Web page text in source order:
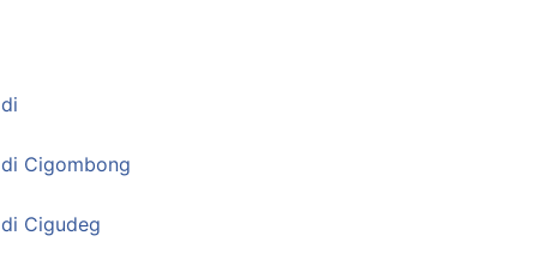
Cigombong
Cigudeg